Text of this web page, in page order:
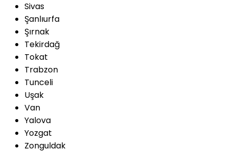
Sivas
Şanlıurfa
Şırnak
Tekirdağ
Tokat
Trabzon
Tunceli
Uşak
Van
Yalova
Yozgat
Zonguldak